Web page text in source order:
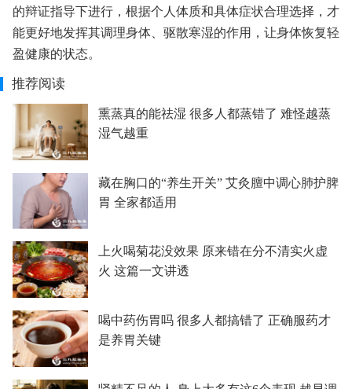
的辩证指导下进行，根据个人体质和具体症状合理选择，才
能更好地发挥其调理身体、驱散寒湿的作用，让身体恢复轻
盈健康的状态。
推荐阅读
熏蒸真的能祛湿 很多人都蒸错了 难怪越蒸
湿气越重
藏在胸口的“养生开关” 艾灸膻中调心肺护脾
胃 全家都适用
上火喝菊花没效果 原来错在分不清实火虚
火 这篇一文讲透
喝中药伤胃吗 很多人都搞错了 正确服药才
是养胃关键